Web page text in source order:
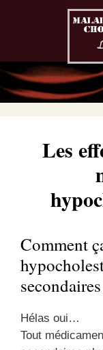
Les
Comment
Hélas oui…
Tout